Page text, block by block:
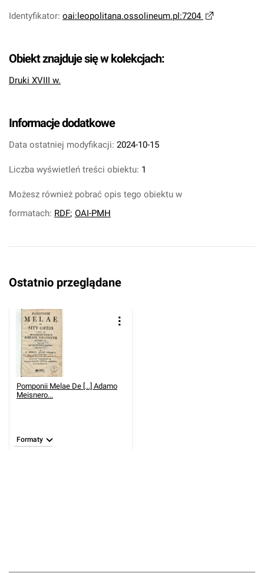
Identyfikator: oai:leopolitana.ossolineum.pl:7204
Obiekt znajduje się w kolekcjach:
Druki XVIII w.
Informacje dodatkowe
Data ostatniej modyfikacji: 2024-10-15
Liczba wyświetleń treści obiektu: 1
Możesz również pobrać opis tego obiektu w
formatach: RDF; OAI-PMH
Ostatnio przeglądane
Pomponii Melae De [...] Adamo
Meisnero...
Formaty